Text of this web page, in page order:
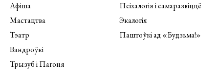
Афіша
Мастацтва
Тэатр
Вандроўкі
Трызуб і Пагоня
Псіхалогія і самаразвіццё
Экалогія
Паштоўкі ад «Будзьма!»